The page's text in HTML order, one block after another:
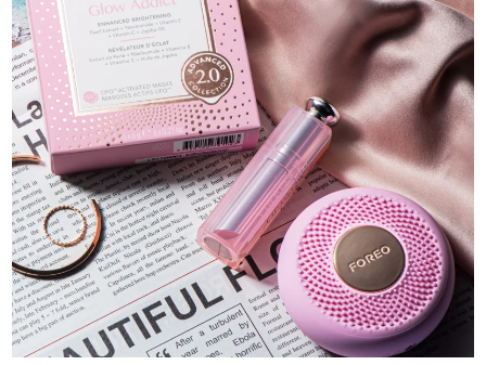
Szwajcaria
Oczekiwany czas dostawy
11/8/26
Tajwan
Oczekiwany czas dostawy
16/8/26
Tajlandia
Oczekiwany czas dostawy
15/8/26
Turcja
Oczekiwany czas dostawy
12/8/26
Zjednoczone Emiraty
Arabskie
Oczekiwany czas dostawy
12/8/26
Wielka Brytania
Oczekiwany czas dostawy